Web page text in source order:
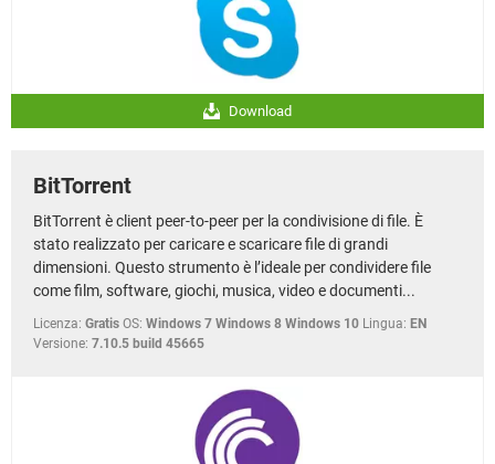
Download
BitTorrent
BitTorrent è client peer-to-peer per la condivisione di file. È
stato realizzato per caricare e scaricare file di grandi
dimensioni. Questo strumento è l’ideale per condividere file
come film, software, giochi, musica, video e documenti...
Licenza: Gratis OS: Windows 7 Windows 8 Windows 10 Lingua: EN
Versione: 7.10.5 build 45665